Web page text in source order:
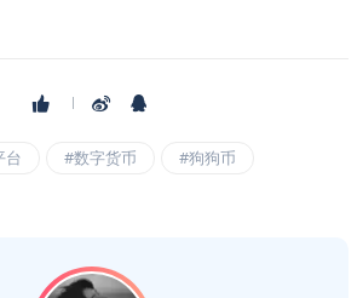
台 #数字货币 #狗狗币